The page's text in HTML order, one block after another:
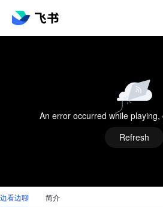
An error occurred while
Refresh
登录飞书，观看完
登录飞书
边看边聊 简介
More